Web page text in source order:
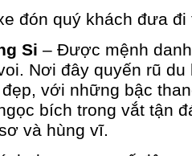
đón quý khách đưa đi
Si – Được mệnh
Nơi đây quyến rũ
với những bậc
bích trong vắt tận
và hùng vĩ.